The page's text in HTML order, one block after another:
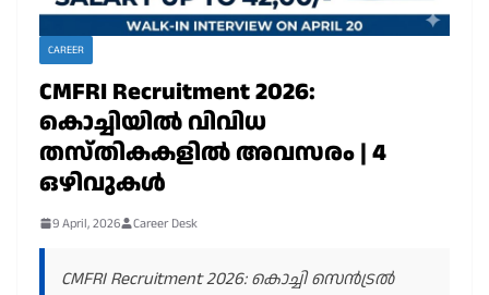
CAREER
CMFRI Recruitment 2026:
കൊച്ചിയിൽ വിവിധ
തസ്തികകളിൽ അവസരം | 4
ഒഴിവുകൾ
9 April, 2026 Career Desk
CMFRI Recruitment 2026: കൊച്ചി സെൻട്രൽ